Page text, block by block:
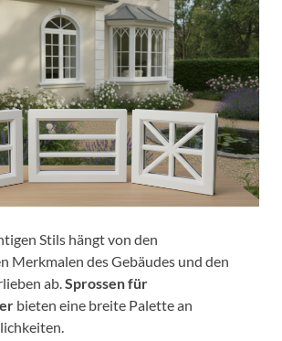
Stils hängt von den
Merkmalen des Gebäudes und den
ab.Sprossen für
bieten eine breite Palette an